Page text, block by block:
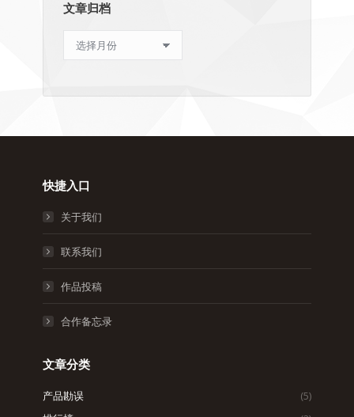
文章归档
章
档
快捷入口
关于我们
联系我们
作品投稿
合作备忘录
文章分类
产品勘误
(5)